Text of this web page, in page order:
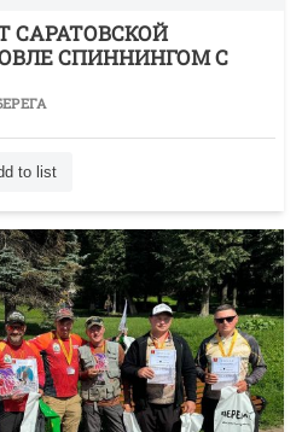
САРАТОВСКОЙ
СПИННИНГОМ С
to list